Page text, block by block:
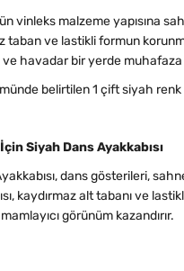
vinleks malzeme yapısına
taban ve lastikli formun
ve havadar bir yerde
belirtilen 1 çift siyah renk
Siyah Dans Ayakkabısı
dans gösterileri,
kaydırmaz alt tabanı ve
görünüm kazandırır.